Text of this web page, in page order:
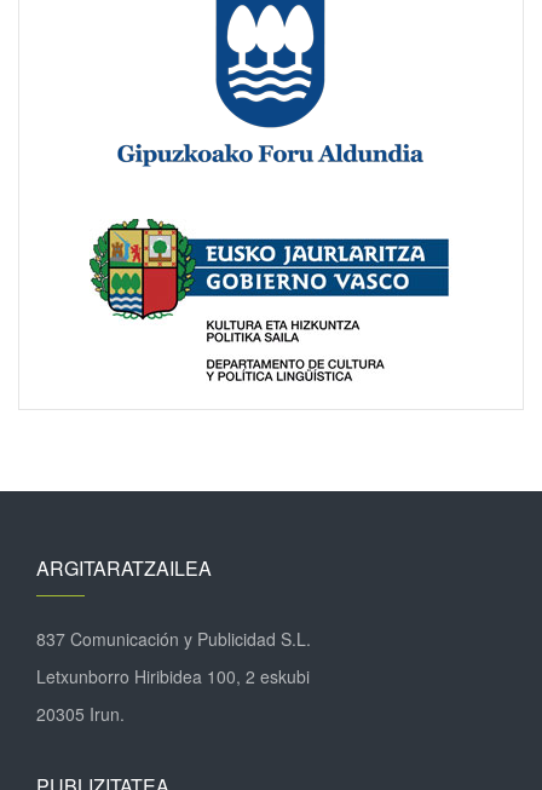
ARGITARATZAILEA
837 Comunicación y Publicidad S.L.
Letxunborro Hiribidea 100, 2 eskubi
20305 Irun.